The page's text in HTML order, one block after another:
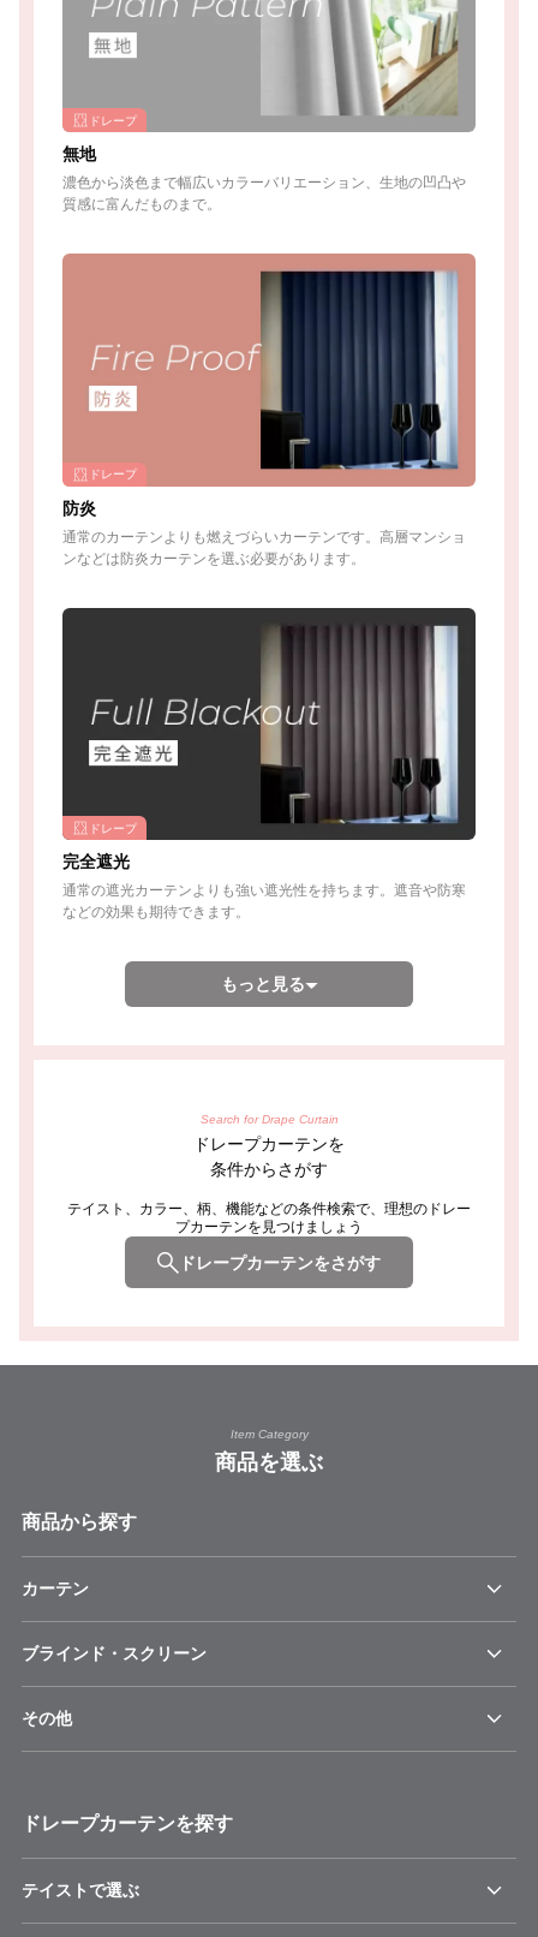
ドレープ
無地
濃色から淡色まで幅広いカラーバリエーション、生地の凹凸や
質感に富んだものまで。
ドレープ
防炎
通常のカーテンよりも燃えづらいカーテンです。高層マンショ
ンなどは防炎カーテンを選ぶ必要があります。
ドレープ
完全遮光
通常の遮光カーテンよりも強い遮光性を持ちます。遮音や防寒
などの効果も期待できます。
もっと見る
Search for Drape Curtain
ドレープカーテンを
条件からさがす
テイスト、カラー、柄、機能などの条件検索で、理想のドレー
プカーテンを見つけましょう
ドレープカーテンをさがす
Item Category
商品を選ぶ
商品から探す
カーテン
ブラインド・スクリーン
その他
ドレープカーテンを探す
テイストで選ぶ